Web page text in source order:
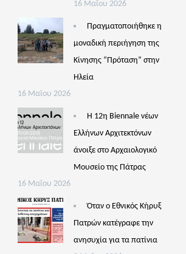
16 Μαΐου 2026
Πραγματοποιήθηκε η
μοναδική περιήγηση της
Κίνησης “Πρόταση” στην
Ηλεία
16 Μαΐου 2026
Η 12η Biennale νέων
Ελλήνων Αρχιτεκτόνων
άνοιξε στο Αρχαιολογικό
Μουσείο της Πάτρας
16 Μαΐου 2026
Όταν ο Εθνικός Κήρυξ
Πατρών κατέγραφε την
ανησυχία για τα πατίνια